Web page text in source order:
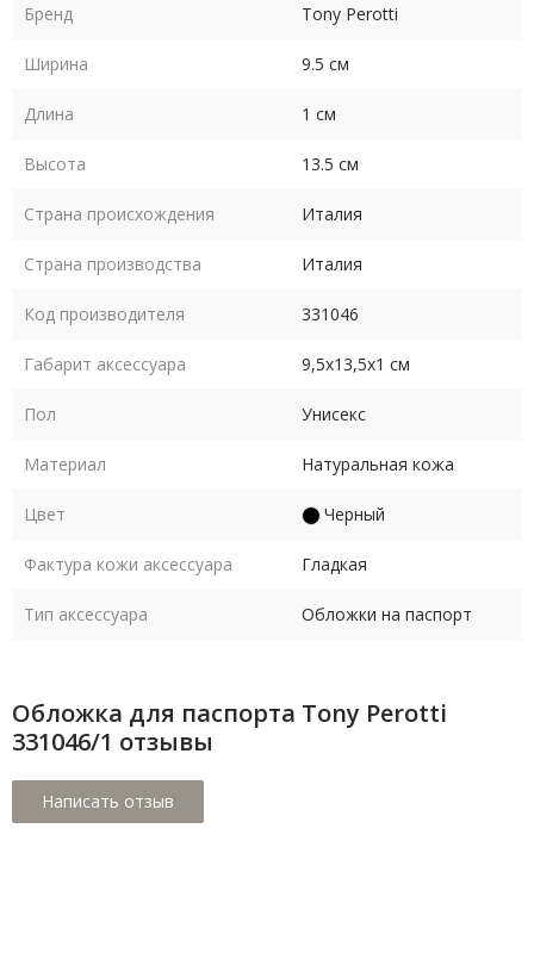
Бренд Tony Perotti
Ширина 9.5 см
Длина 1 см
Высота 13.5 см
Страна происхождения Италия
Страна производства Италия
Код производителя 331046
Габарит аксессуара 9,5х13,5х1 см
Пол Унисекс
Материал Натуральная кожа
Цвет Черный
Фактура кожи аксессуара Гладкая
Тип аксессуара Обложки на паспорт
Обложка для паспорта Tony Perotti
331046/1 отзывы